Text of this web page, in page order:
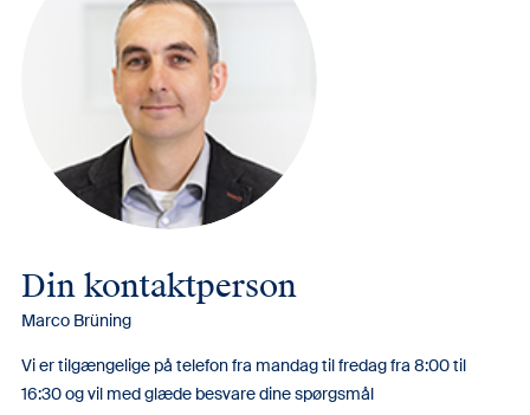
Din kontaktperson
Marco Brüning
Vi er tilgængelige på telefon fra mandag til fredag ​​fra 8:00 til
16:30 og vil med glæde besvare dine spørgsmål